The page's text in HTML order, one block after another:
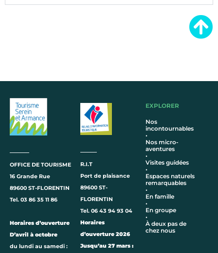
OFFICE DE TOURISME
16 Grande Rue
89600 ST-FLORENTIN
Tel. 03 86 35 11 86
Horaires d’ouverture
D’avril à octobre
du lundi au samedi :
R.I.T
Port de plaisance
89600 ST-
FLORENTIN
Tel. 06 43 94 93 04
Horaires
d’ouverture 2026
Jusqu’au 27 mars :
EXPLORER
Nos
incontournables
•
Nos micro-
aventures
•
Visites guidées
•
Espaces naturels
remarquables
•
En famille
•
En groupe
•
À deux pas de
chez nous